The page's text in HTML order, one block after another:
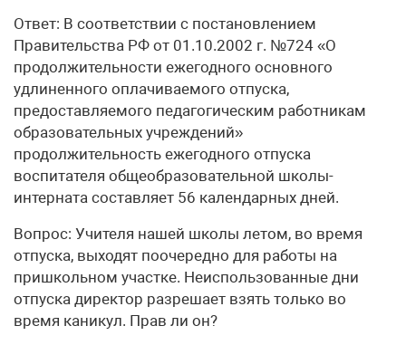
Ответ: В соответствии с постановлением
Правительства РФ от 01.10.2002 г. №724 «О
продолжительности ежегодного основного
удлиненного оплачиваемого отпуска,
предоставляемого педагогическим работникам
образовательных учреждений»
продолжительность ежегодного отпуска
воспитателя общеобразовательной школы-
интерната составляет 56 календарных дней.
Вопрос: Учителя нашей школы летом, во время
отпуска, выходят поочередно для работы на
пришкольном участке. Неиспользованные дни
отпуска директор разрешает взять только во
время каникул. Прав ли он?